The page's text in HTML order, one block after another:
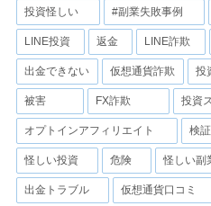
投資怪しい #副業失敗事例
LINE投資 返金 LINE詐欺
出金できない 仮想通貨詐欺 投
被害 FX詐欺 投資
オプトインアフィリエイト 検
怪しい投資 危険 怪しい副
出金トラブル 仮想通貨口コミ